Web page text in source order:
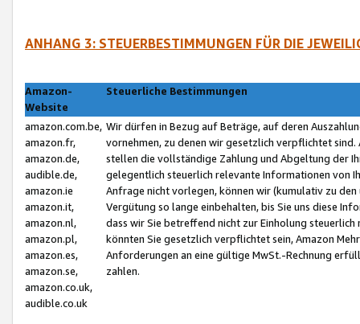
ANHANG 3: STEUERBESTIMMUNGEN FÜR DIE
Amazon-
Website
Steuerliche Bestimmungen
amazon.com.be,
amazon.fr,
amazon.de,
audible.de,
amazon.ie
amazon.it,
amazon.nl,
amazon.pl,
amazon.es,
amazon.se,
amazon.co.uk,
audible.co.uk
Wir dürfen in Bezug auf Beträge, auf deren
vornehmen, zu denen wir gesetzlich verpflichtet
stellen die vollständige Zahlung und Abgeltung der
gelegentlich steuerlich relevante Informationen von
Anfrage nicht vorlegen, können wir (kumulativ zu
Vergütung so lange einbehalten, bis Sie uns diese
dass wir Sie betreffend nicht zur Einholung
könnten Sie gesetzlich verpflichtet sein, Amazon
Anforderungen an eine gültige MwSt.-Rechnung
zahlen.